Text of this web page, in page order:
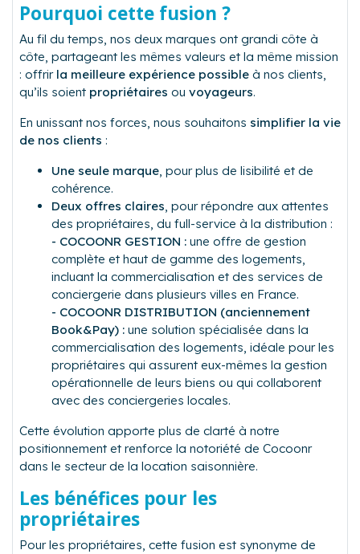
Pourquoi cette fusion ?
Au fil du temps, nos deux marques ont grandi côte à
côte, partageant les mêmes valeurs et la même mission
: offrir la meilleure expérience possible à nos clients,
qu’ils soient propriétaires ou voyageurs.
En unissant nos forces, nous souhaitons simplifier la vie
de nos clients :
Une seule marque, pour plus de lisibilité et de
cohérence.
Deux offres claires, pour répondre aux attentes
des propriétaires, du full-service à la distribution :
- COCOONR GESTION : une offre de gestion
complète et haut de gamme des logements,
incluant la commercialisation et des services de
conciergerie dans plusieurs villes en France.
- COCOONR DISTRIBUTION (anciennement
Book&Pay) : une solution spécialisée dans la
commercialisation des logements, idéale pour les
propriétaires qui assurent eux-mêmes la gestion
opérationnelle de leurs biens ou qui collaborent
avec des conciergeries locales.
Cette évolution apporte plus de clarté à notre
positionnement et renforce la notoriété de Cocoonr
dans le secteur de la location saisonnière.
Les bénéfices pour les
propriétaires
Pour les propriétaires, cette fusion est synonyme de